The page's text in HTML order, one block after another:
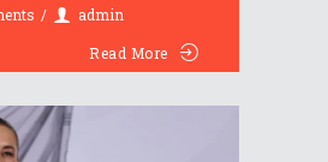
admin
Read More